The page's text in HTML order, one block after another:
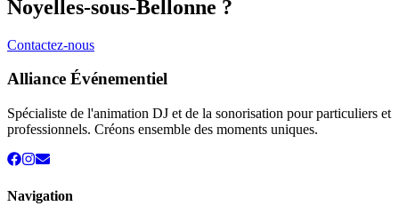
Noyelles-sous-Bellonne ?
Contactez-nous
Alliance Événementiel
Spécialiste de l'animation DJ et de la sonorisation pour particuliers et
professionnels. Créons ensemble des moments uniques.
Navigation